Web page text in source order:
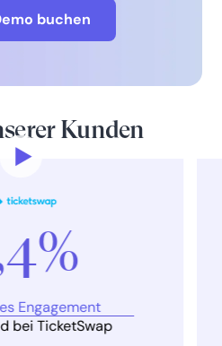
buchen
Kunden
Engagement
bei TicketSwap